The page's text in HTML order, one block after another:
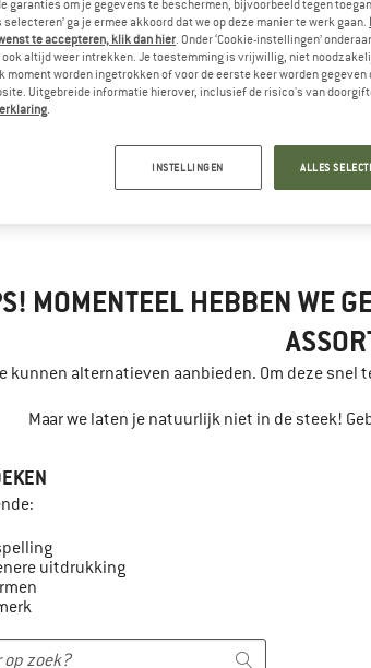
MOMENTEEL HEBBEN WE
kunnen alternatieven aanbieden. Om deze
Maar we laten je natuurlijk niet in de steek!
uitdrukking
garanties om je gegevens te beschermen, bijvoorbeeld tegen
selecteren’ ga je ermee akkoord dat we op deze manier te werk gaan.
te accepteren, klik dan hier . Onder ‘Cookie-instellingen’
ook altijd weer intrekken. Je toestemming is vrijwillig, niet
moment worden ingetrokken of voor de eerste keer worden
Uitgebreide informatie hierover, inclusief de risico's van
INSTELLINGEN ALLES